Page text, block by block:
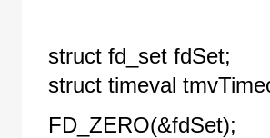
struct fd_set fdSet;
struct timeval
FD_ZERO(&fdSet);